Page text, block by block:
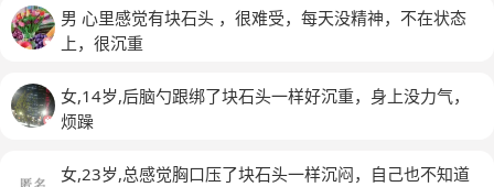
男 心里感觉有块石头 ，很难受，每天没精神，不在状态
上，很沉重
女,14岁,后脑勺跟绑了块石头一样好沉重，身上没力气，
烦躁
女,23岁,总感觉胸口压了块石头一样沉闷，自己也不知道